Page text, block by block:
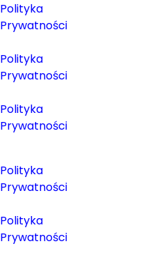
Polityka
Prywatności
Polityka
Prywatności
Polityka
Prywatności
Polityka
Prywatności
Polityka
Prywatności